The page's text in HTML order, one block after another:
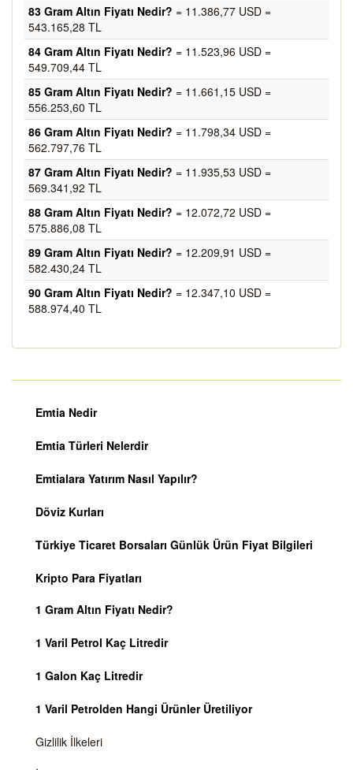
83 Gram Altın Fiyatı Nedir? = 11.386,77 USD =
543.165,28 TL
84 Gram Altın Fiyatı Nedir? = 11.523,96 USD =
549.709,44 TL
85 Gram Altın Fiyatı Nedir? = 11.661,15 USD =
556.253,60 TL
86 Gram Altın Fiyatı Nedir? = 11.798,34 USD =
562.797,76 TL
87 Gram Altın Fiyatı Nedir? = 11.935,53 USD =
569.341,92 TL
88 Gram Altın Fiyatı Nedir? = 12.072,72 USD =
575.886,08 TL
89 Gram Altın Fiyatı Nedir? = 12.209,91 USD =
582.430,24 TL
90 Gram Altın Fiyatı Nedir? = 12.347,10 USD =
588.974,40 TL
Emtia Nedir
Emtia Türleri Nelerdir
Emtialara Yatırım Nasıl Yapılır?
Döviz Kurları
Türkiye Ticaret Borsaları Günlük Ürün Fiyat Bilgileri
Kripto Para Fiyatları
1 Gram Altın Fiyatı Nedir?
1 Varil Petrol Kaç Litredir
1 Galon Kaç Litredir
1 Varil Petrolden Hangi Ürünler Üretiliyor
Gizlilik İlkeleri